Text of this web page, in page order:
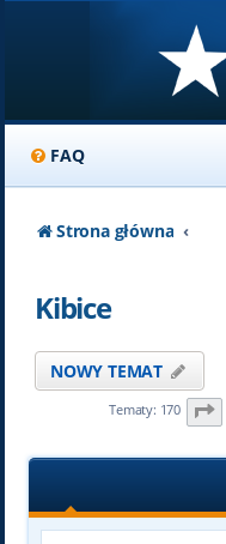
FAQ
Strona główna
Kibice
NOWY TEMAT
Tematy: 170